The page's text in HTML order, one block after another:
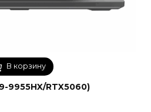
В корзину
9955HX/RTX5060)